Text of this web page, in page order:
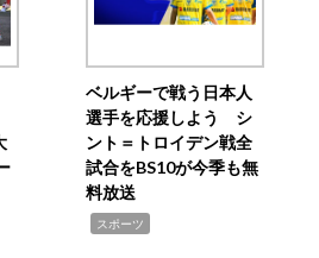
ベルギーで戦う日本人
選手を応援しよう シ
ント＝トロイデン戦全
試合をBS10が今季も無
料放送
スポーツ